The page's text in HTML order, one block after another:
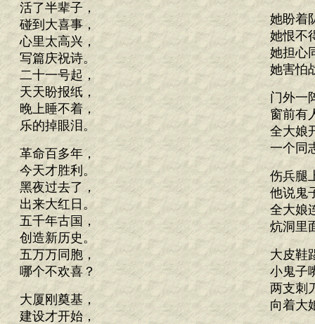
她盼着
她恨不
她担心
她害怕
门外一
窗前有
全大娘
一个同
伤兵腿
他说鬼
全大娘
炕洞里
大皮鞋
小鬼子
两支刺
向着大
活了半辈子，
碰到大喜事，
心里太高兴，
写篇庆祝诗。
二十一号起，
天天盼报纸，
晚上睡不着，
乐的掉眼泪。
革命百多年，
今天才胜利。
黑夜过去了，
出来大红日。
五千年古国，
创造新历史。
五万万同胞，
哪个不欢喜？
大厦刚奠基，
建设才开始，